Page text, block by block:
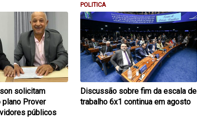
solicitam
plano Prover
públicos
POLITICA
Discussão sobre fim da escala de
trabalho 6x1 continua em agosto